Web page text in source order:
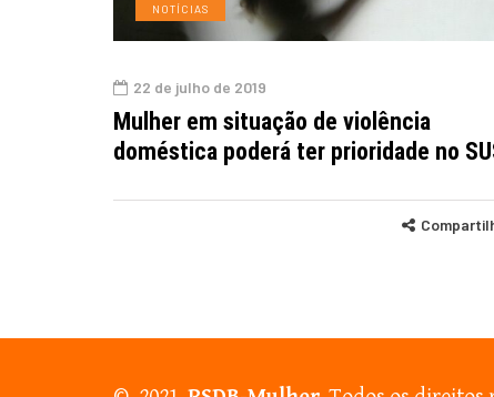
NOTÍCIAS
22 de julho de 2019
Mulher em situação de violência
doméstica poderá ter prioridade no